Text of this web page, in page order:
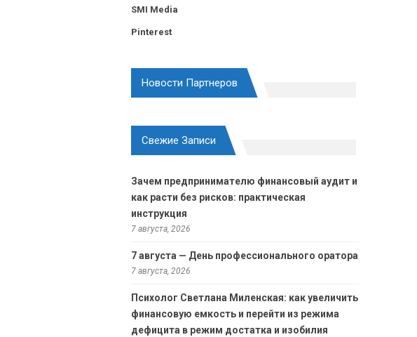
SMI Media
Pinterest
Новости Партнеров
Свежие Записи
Зачем предпринимателю финансовый аудит и
как расти без рисков: практическая
инструкция
7 августа, 2026
7 августа — День профессионального оратора
7 августа, 2026
Психолог Светлана Миленская: как увеличить
финансовую емкость и перейти из режима
дефицита в режим достатка и изобилия